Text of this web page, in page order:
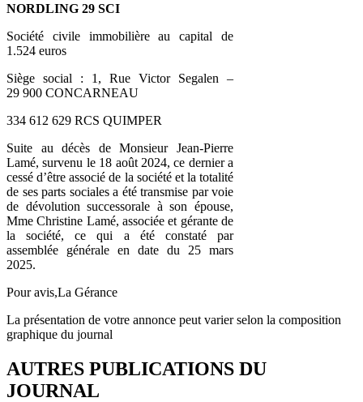
NORDLING 29 SCI
Société civile immobilière au capital de
1.524 euros
Siège social : 1, Rue Victor Segalen –
29 900 CONCARNEAU
334 612 629 RCS QUIMPER
Suite au décès de Monsieur Jean-Pierre
Lamé, survenu le 18 août 2024, ce dernier a
cessé d’être associé de la société et la totalité
de ses parts sociales a été transmise par voie
de dévolution successorale à son épouse,
Mme Christine Lamé, associée et gérante de
la société, ce qui a été constaté par
assemblée générale en date du 25 mars
2025.
Pour avis,La Gérance
La présentation de votre annonce peut varier selon la composition
graphique du journal
AUTRES PUBLICATIONS DU
JOURNAL